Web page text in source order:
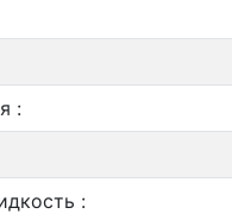
:
: